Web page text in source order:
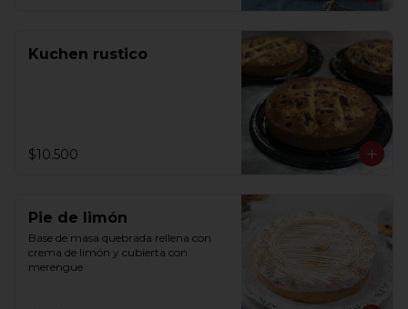
Kuchen rustico
$10.500
Pie de limón
Base de masa quebrada rellena con
crema de limón y cubierta con
merengue